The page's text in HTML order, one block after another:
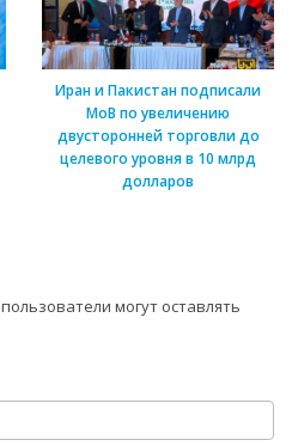
Иран и Пакистан подписали
МоВ по увеличению
двусторонней торговли до
целевого уровня в 10 млрд
долларов
пользователи могут оставлять